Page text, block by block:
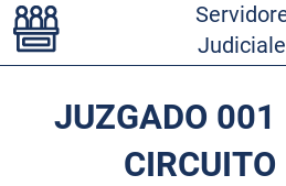
JUZGADO 001